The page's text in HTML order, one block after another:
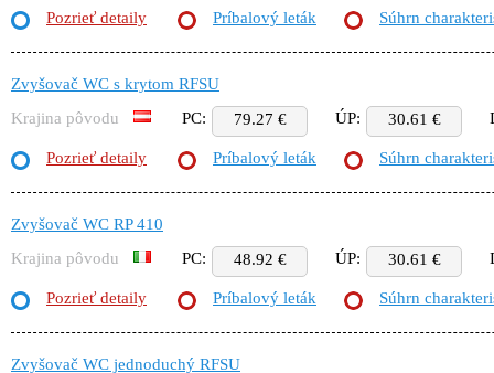
Pozrieť detaily Príbalový leták Súhrn
Zvyšovač WC s krytom RFSU
Krajina pôvodu
PC: 79.27 € ÚP: 30.61 €
Pozrieť detaily Príbalový leták Súhrn
Zvyšovač WC RP 410
Krajina pôvodu
PC: 48.92 € ÚP: 30.61 €
Pozrieť detaily Príbalový leták Súhrn
Zvyšovač WC jednoduchý RFSU